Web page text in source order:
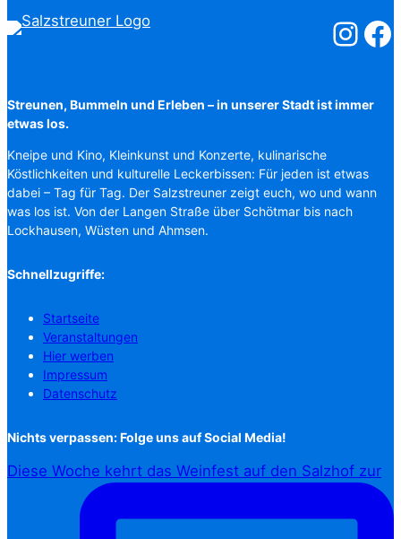
Streunen, Bummeln und Erleben – in unserer Stadt ist immer
etwas los.
Kneipe und Kino, Kleinkunst und Konzerte, kulinarische
Köstlichkeiten und kulturelle Leckerbissen: Für jeden ist etwas
dabei – Tag für Tag. Der Salzstreuner zeigt euch, wo und wann
was los ist. Von der Langen Straße über Schötmar bis nach
Lockhausen, Wüsten und Ahmsen.
Schnellzugriffe:
Startseite
Veranstaltungen
Hier werben
Impressum
Datenschutz
Nichts verpassen: Folge uns auf Social Media!
Diese Woche kehrt das Weinfest auf den Salzhof zur